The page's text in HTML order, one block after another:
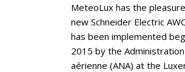
MeteoLux has the
new Schneider Electric
has been implemented
2015 by the
aérienne (ANA) at the